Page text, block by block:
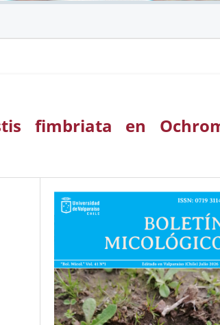
fimbriata en